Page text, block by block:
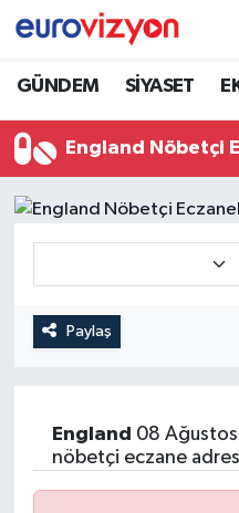
GÜNDEM SİYASET
England Nöbetçi
Paylaş
England 08
nöbetçi eczane